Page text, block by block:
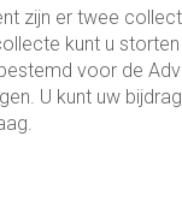
zijn er twee
kunt u
voor de
U kunt uw